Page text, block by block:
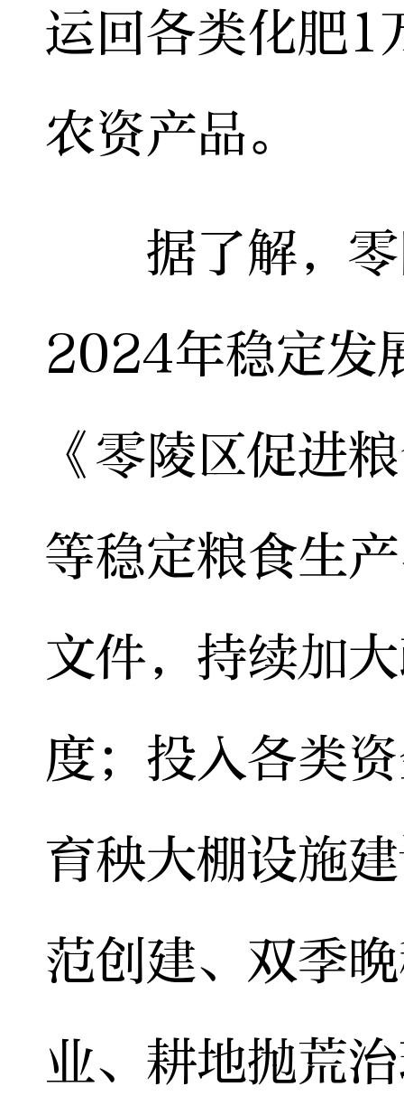
运回各类化肥1
农资产品。
据了解，零
2024年稳定发
《零陵区促进
等稳定粮食生
文件，持续加
度；投入各类
育秧大棚设施
范创建、双季
业、耕地抛荒